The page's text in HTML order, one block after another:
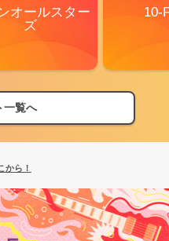
オールスター
ズ
10-
一覧へ
から！
期編発表！
から！
期編発表！